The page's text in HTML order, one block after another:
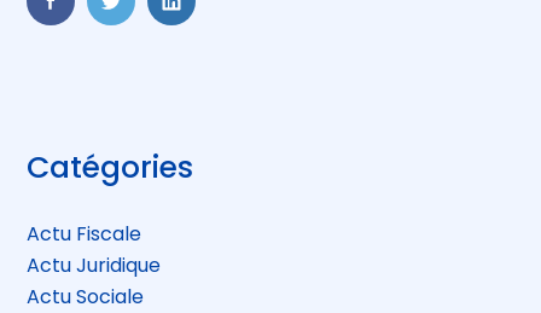
FaceBook
TwitterLinkedIn
Blog
sidebar
Catégories
Actu Fiscale
Actu Juridique
Actu Sociale